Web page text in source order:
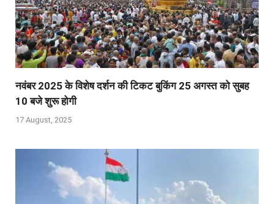
नवंबर 2025 के विशेष दर्शन की टिकट बुकिंग 25 अगस्‍त को सुबह
10 बजे शुरू होगी
17 August, 2025